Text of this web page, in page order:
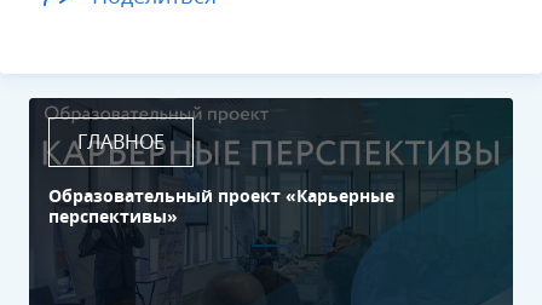
ГЛАВНОЕ
Образовательный проект «Карьерные
перспективы»